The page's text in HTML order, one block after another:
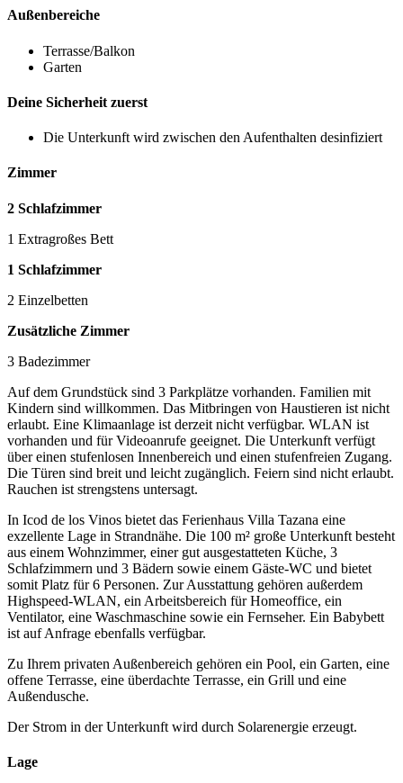
Außenbereiche
Terrasse/Balkon
Garten
Deine Sicherheit zuerst
Die Unterkunft wird zwischen den Aufenthalten desinfiziert
Zimmer
2 Schlafzimmer
1 Extragroßes Bett
1 Schlafzimmer
2 Einzelbetten
Zusätzliche Zimmer
3 Badezimmer
Auf dem Grundstück sind 3 Parkplätze vorhanden. Familien mit
Kindern sind willkommen. Das Mitbringen von Haustieren ist nicht
erlaubt. Eine Klimaanlage ist derzeit nicht verfügbar. WLAN ist
vorhanden und für Videoanrufe geeignet. Die Unterkunft verfügt
über einen stufenlosen Innenbereich und einen stufenfreien Zugang.
Die Türen sind breit und leicht zugänglich. Feiern sind nicht erlaubt.
Rauchen ist strengstens untersagt.
In Icod de los Vinos bietet das Ferienhaus Villa Tazana eine
exzellente Lage in Strandnähe. Die 100 m² große Unterkunft besteht
aus einem Wohnzimmer, einer gut ausgestatteten Küche, 3
Schlafzimmern und 3 Bädern sowie einem Gäste-WC und bietet
somit Platz für 6 Personen. Zur Ausstattung gehören außerdem
Highspeed-WLAN, ein Arbeitsbereich für Homeoffice, ein
Ventilator, eine Waschmaschine sowie ein Fernseher. Ein Babybett
ist auf Anfrage ebenfalls verfügbar.
Zu Ihrem privaten Außenbereich gehören ein Pool, ein Garten, eine
offene Terrasse, eine überdachte Terrasse, ein Grill und eine
Außendusche.
Der Strom in der Unterkunft wird durch Solarenergie erzeugt.
Lage